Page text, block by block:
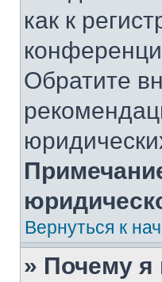
как к
Обратите
Вернуться к
» Почему я